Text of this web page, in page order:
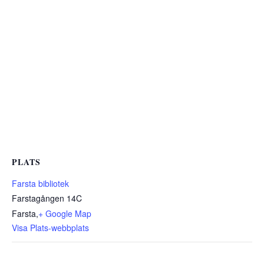
PLATS
Farsta bibliotek
Farstagången 14C
Farsta,+ Google Map
Visa Plats-webbplats